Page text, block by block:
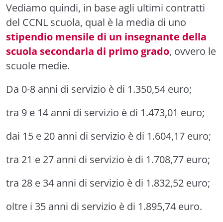
Vediamo quindi, in base agli ultimi contratti
del CCNL scuola, qual è la media di uno
stipendio mensile di un insegnante della
scuola secondaria di primo grado, ovvero le
scuole medie.
Da 0-8 anni di servizio è di 1.350,54 euro;
tra 9 e 14 anni di servizio è di 1.473,01 euro;
dai 15 e 20 anni di servizio è di 1.604,17 euro;
tra 21 e 27 anni di servizio è di 1.708,77 euro;
tra 28 e 34 anni di servizio è di 1.832,52 euro;
oltre i 35 anni di servizio è di 1.895,74 euro.